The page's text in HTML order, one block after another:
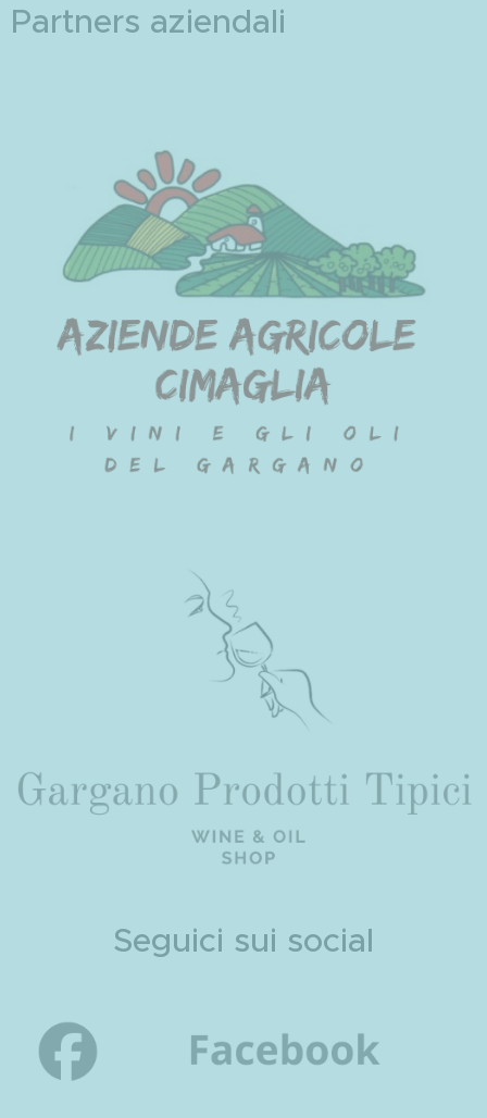
Partners aziendali
Seguici sui social